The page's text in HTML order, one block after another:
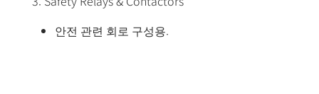
안전 관련 회로 구성용.